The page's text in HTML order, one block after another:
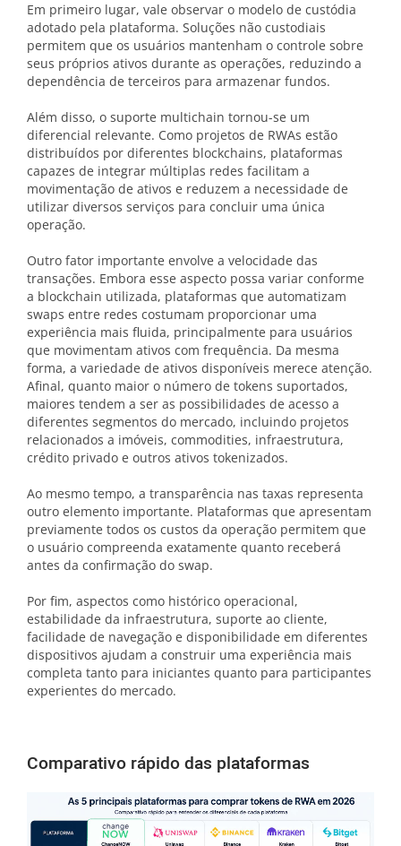
Em primeiro lugar, vale observar o modelo de custódia
adotado pela plataforma. Soluções não custodiais
permitem que os usuários mantenham o controle sobre
seus próprios ativos durante as operações, reduzindo a
dependência de terceiros para armazenar fundos.
Além disso, o suporte multichain tornou-se um
diferencial relevante. Como projetos de RWAs estão
distribuídos por diferentes blockchains, plataformas
capazes de integrar múltiplas redes facilitam a
movimentação de ativos e reduzem a necessidade de
utilizar diversos serviços para concluir uma única
operação.
Outro fator importante envolve a velocidade das
transações. Embora esse aspecto possa variar conforme
a blockchain utilizada, plataformas que automatizam
swaps entre redes costumam proporcionar uma
experiência mais fluida, principalmente para usuários
que movimentam ativos com frequência. Da mesma
forma, a variedade de ativos disponíveis merece atenção.
Afinal, quanto maior o número de tokens suportados,
maiores tendem a ser as possibilidades de acesso a
diferentes segmentos do mercado, incluindo projetos
relacionados a imóveis, commodities, infraestrutura,
crédito privado e outros ativos tokenizados.
Ao mesmo tempo, a transparência nas taxas representa
outro elemento importante. Plataformas que apresentam
previamente todos os custos da operação permitem que
o usuário compreenda exatamente quanto receberá
antes da confirmação do swap.
Por fim, aspectos como histórico operacional,
estabilidade da infraestrutura, suporte ao cliente,
facilidade de navegação e disponibilidade em diferentes
dispositivos ajudam a construir uma experiência mais
completa tanto para iniciantes quanto para participantes
experientes do mercado.
Comparativo rápido das plataformas